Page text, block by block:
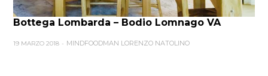
Bottega Lombarda – Bodio Lomnago VA
19 MARZO 2018 MINDFOODMAN LORENZO NATOLINO